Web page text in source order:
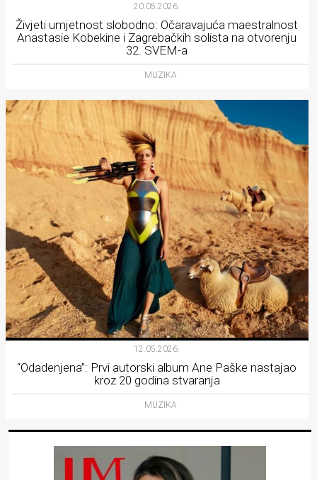
20.05.2026.
Živjeti umjetnost slobodno: Očaravajuća maestralnost
Anastasie Kobekine i Zagrebačkih solista na otvorenju
32. SVEM-a
MUZIKA
12.05.2026.
“Odadenjena”: Prvi autorski album Ane Paške nastajao
kroz 20 godina stvaranja
MUZIKA